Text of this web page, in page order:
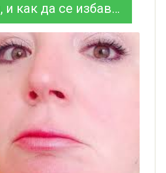
сами от двойната брадичка?